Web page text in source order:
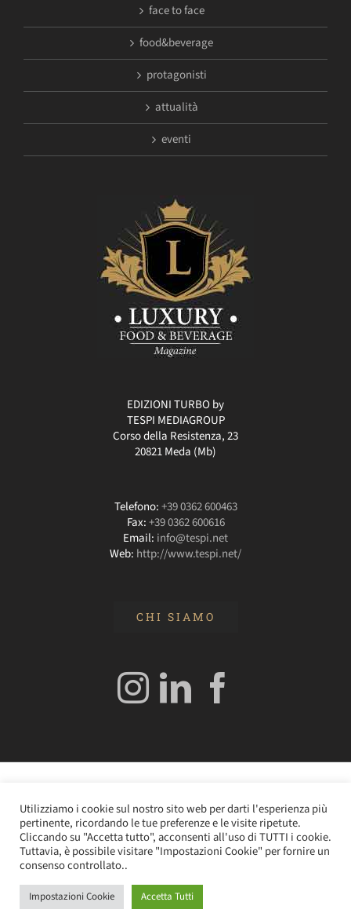
face to face
food&beverage
protagonisti
attualità
eventi
EDIZIONI TURBO by
TESPI MEDIAGROUP
Corso della Resistenza, 23
20821 Meda (Mb)
Telefono:+39 0362 600463
Fax:+39 0362 600616
Email: info@tespi.net
Web: http://www.tespi.net/
CHI SIAMO
Angelo Frigerio -Cookie Policy–Privacy Policy- P.IVA
0362610964
InstagramLinkedIn
Utilizziamo i cookie sul nostro sito web per darti l'esperienza più
pertinente, ricordando le tue preferenze e le visite ripetute.
Cliccando su "Accetta tutto", acconsenti all'uso di TUTTI i cookie.
Tuttavia, è possibile visitare "Impostazioni Cookie" per fornire un
consenso controllato..
Impostazioni Cookie Accetta Tutti